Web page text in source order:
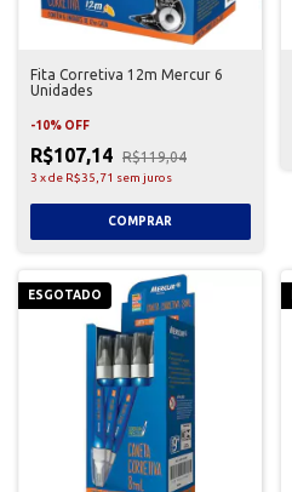
Fita Corretiva 12m Mercur 6
Unidades
-10% OFF
R$107,14 R$119,04
3 xde R$35,71 sem juros
ESGOTADO